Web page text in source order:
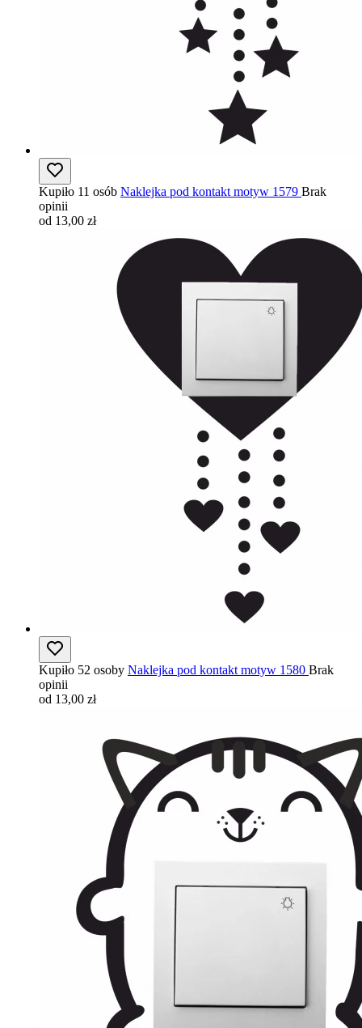
Kupiło 11 osób Naklejka pod kontakt motyw 1579 Brak
opinii
od 13,00 zł
Kupiło 52 osoby Naklejka pod kontakt motyw 1580 Brak
opinii
od 13,00 zł